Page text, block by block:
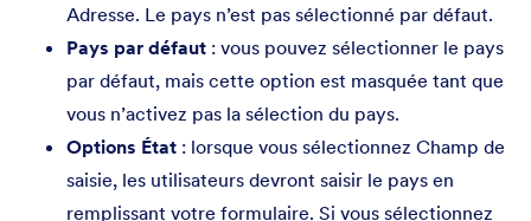
Adresse. Le pays n’est pas sélectionné par défaut.
Pays par défaut : vous pouvez sélectionner le pays
par défaut, mais cette option est masquée tant que
vous n’activez pas la sélection du pays.
Options État : lorsque vous sélectionnez Champ de
saisie, les utilisateurs devront saisir le pays en
remplissant votre formulaire. Si vous sélectionnez